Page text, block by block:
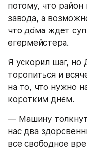
потому, что район
завода, а
что до́ма ждет
егермейстера.
Я ускорил шаг, но
торопиться и
на то, что нужно
коротким днем.
― Машину
нас два
все свободное